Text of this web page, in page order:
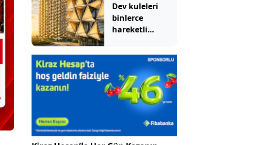
Dev kuleleri
binlerce
hareketli
Kavurucu sıcağı
püskürtüyor